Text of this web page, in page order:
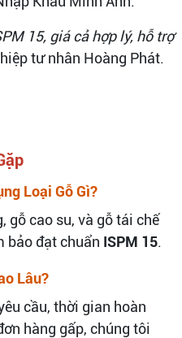
15, giá cả hợp lý, hỗ trợ
tư nhân Hoàng Phát.
Loại Gỗ Gì?
gỗ cao su, và gỗ tái chế
bảo đạt chuẩn ISPM 15.
Lâu?
cầu, thời gian hoàn
hàng gấp, chúng tôi